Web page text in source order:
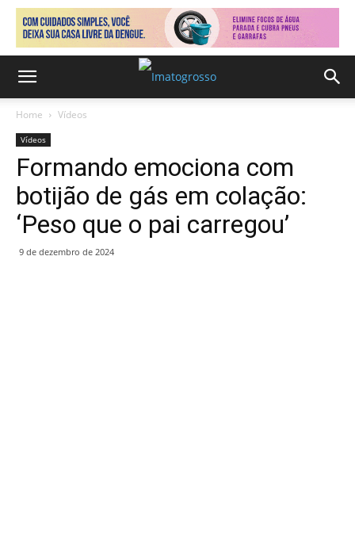
Home Vídeos
Vídeos
Formando emociona com
botijão de gás em colação:
‘Peso que o pai carregou’
9 de dezembro de 2024